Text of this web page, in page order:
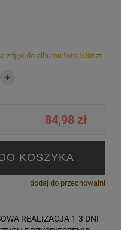
zdjęć do albumu foto 500szt
84,98 zł
KOSZYKA
dodaj do przechowalni
REALIZACJA 1-3 DNI